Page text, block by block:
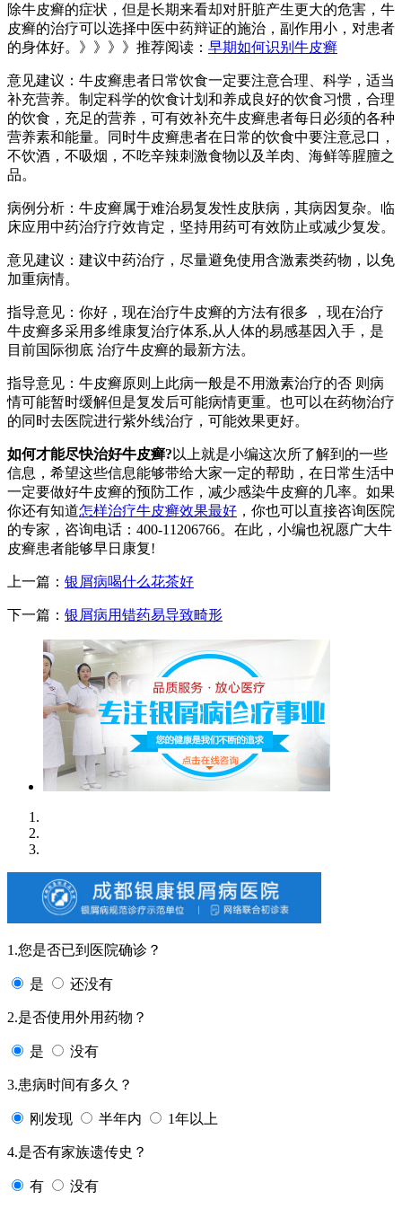
除牛皮癣的症状，但是长期来看却对肝脏产生更大的危害，牛
皮癣的治疗可以选择中医中药辩证的施治，副作用小，对患者
的身体好。》》》》推荐阅读： 早期如何识别牛皮癣
意见建议：牛皮癣患者日常饮食一定要注意合理、科学，适当
补充营养。制定科学的饮食计划和养成良好的饮食习惯，合理
的饮食，充足的营养，可有效补充牛皮癣患者每日必须的各种
营养素和能量。同时牛皮癣患者在日常的饮食中要注意忌口，
不饮酒，不吸烟，不吃辛辣刺激食物以及羊肉、海鲜等腥膻之
品。
病例分析：牛皮癣属于难治易复发性皮肤病，其病因复杂。临
床应用中药治疗疗效肯定，坚持用药可有效防止或减少复发。
意见建议：建议中药治疗，尽量避免使用含激素类药物，以免
加重病情。
指导意见：你好，现在治疗牛皮癣的方法有很多 ，现在治疗
牛皮癣多采用多维康复治疗体系,从人体的易感基因入手，是
目前国际彻底 治疗牛皮癣的最新方法。
指导意见：牛皮癣原则上此病一般是不用激素治疗的否 则病
情可能暂时缓解但是复发后可能病情更重。也可以在药物治疗
的同时去医院进行紫外线治疗，可能效果更好。
如何才能尽快治好牛皮癣? 以上就是小编这次所了解到的一些
信息，希望这些信息能够带给大家一定的帮助，在日常生活中
一定要做好牛皮癣的预防工作，减少感染牛皮癣的几率。如果
你还有知道怎样治疗牛皮癣效果最好 ，你也可以直接咨询医院
的专家，咨询电话：400-11206766。在此，小编也祝愿广大牛
皮癣患者能够早日康复!
上一篇： 银屑病喝什么花茶好
下一篇： 银屑病用错药易导致畸形
1.您是否已到医院确诊？
是 还没有
2.是否使用外用药物？
是 没有
3.患病时间有多久？
刚发现 半年内 1年以上
4.是否有家族遗传史？
有 没有